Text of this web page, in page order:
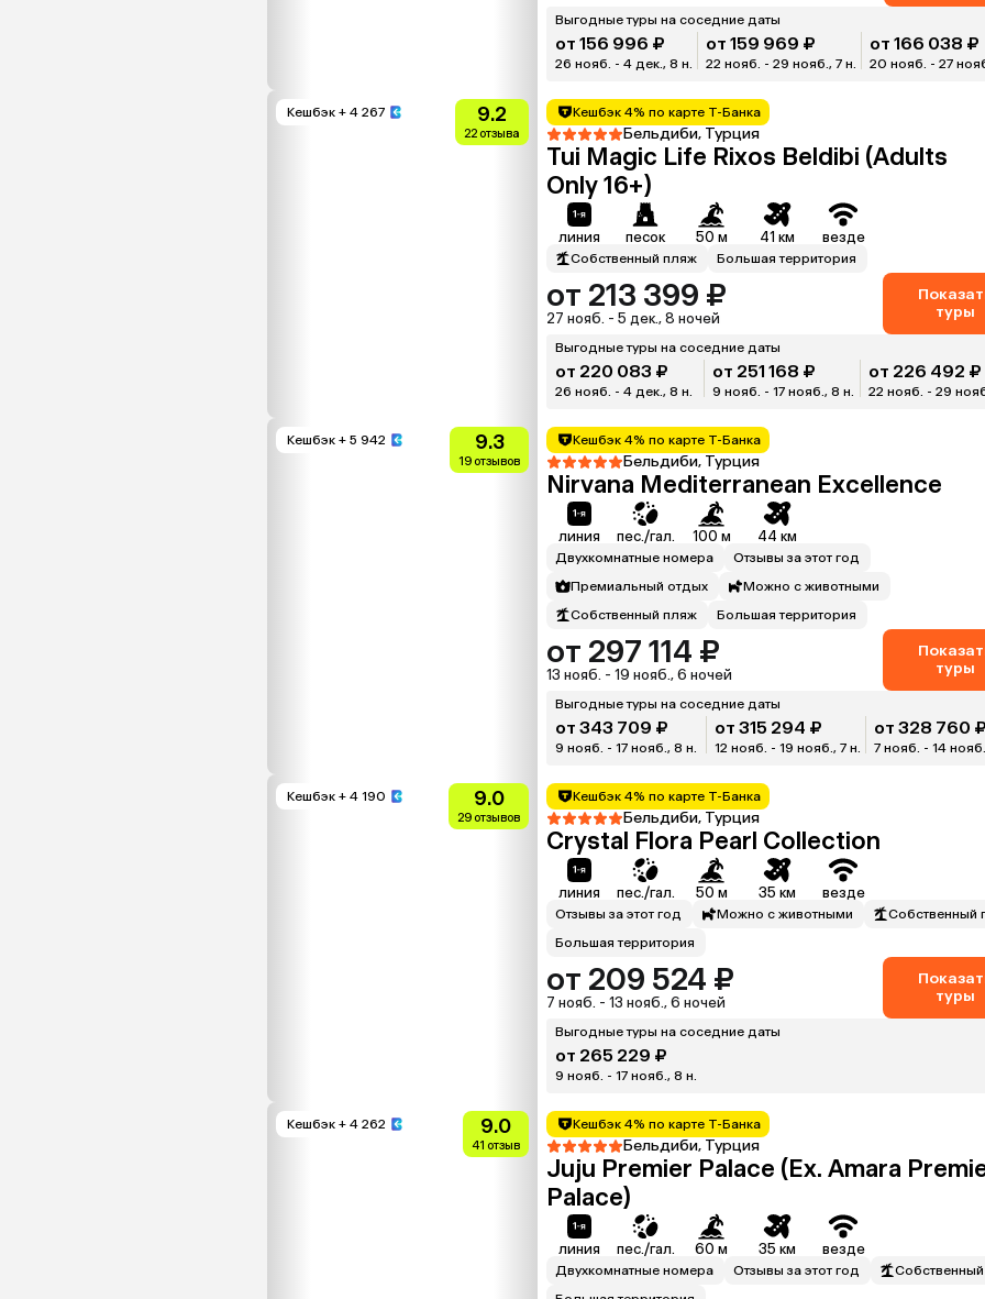
Выгодные туры на соседние даты
от 156 996 ₽
26 нояб. - 4 дек., 8 н.
от 159 969 ₽
22 нояб. - 29 нояб., 7 н.
от 166 038 ₽
20 нояб. - 27
Кешбэк + 4 267 9.2
22 отзыва
Кешбэк 4% по карте Т-Банка
Бельдиби, Турция
Tui Magic Life Rixos Beldibi (Adults
Only 16+)
линия песок 50 м 41 км везде
Собственный пляж Большая территория
от 213 399 ₽
27 нояб. - 5 дек., 8 ночей
туры
Выгодные туры на соседние даты
от 220 083 ₽
26 нояб. - 4 дек., 8 н.
от 251 168 ₽
9 нояб. - 17 нояб., 8 н.
от 226 492 ₽
22 нояб. - 29
Кешбэк + 5 942 9.3
19 отзывов
Кешбэк 4% по карте Т-Банка
Бельдиби, Турция
Nirvana Mediterranean Excellence
линия пес./гал. 100 м 44 км
Двухкомнатные номера
Отзывы за этот год
Премиальный отдых
Можно с животными
Собственный пляж
Большая территория
от 297 114 ₽
13 нояб. - 19 нояб., 6 ночей
туры
Выгодные туры на соседние даты
от 343 709 ₽
9 нояб. - 17 нояб., 8 н.
от 315 294 ₽
12 нояб. - 19 нояб., 7 н.
от 328 760 ₽
7 нояб. - 14
Кешбэк + 4 190 9.0
29 отзывов
Кешбэк 4% по карте Т-Банка
Бельдиби, Турция
Crystal Flora Pearl Collection
линия пес./гал. 50 м 35 км везде
Отзывы за этот год Можно с животными
Собственный
Большая территория
от 209 524 ₽
7 нояб. - 13 нояб., 6 ночей
туры
Выгодные туры на соседние даты
от 265 229 ₽
9 нояб. - 17 нояб., 8 н.
Кешбэк + 4 262 9.0
41 отзыв
Кешбэк 4% по карте Т-Банка
Бельдиби, Турция
Juju Premier Palace (Ex. Amara
Palace)
линия пес./гал. 60 м 35 км везде
Двухкомнатные номера Отзывы за этот год